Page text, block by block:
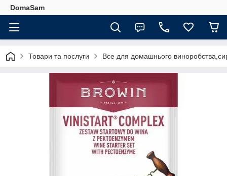
DomaSam
Товари та послуги Все для домашнього